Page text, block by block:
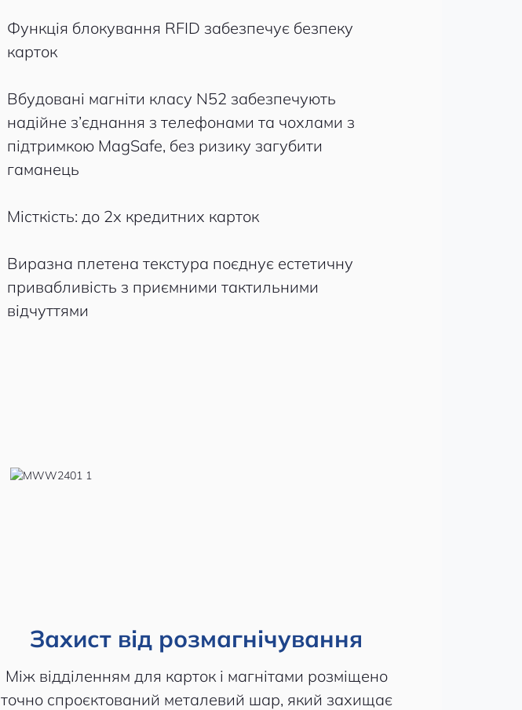
Функція блокування RFID забезпечує безпеку
карток
Вбудовані магніти класу N52 забезпечують
надійне з’єднання з телефонами та чохлами з
підтримкою MagSafe, без ризику загубити
гаманець
Місткість: до 2х кредитних карток
Виразна плетена текстура поєднує естетичну
привабливість з приємними тактильними
відчуттями
Захист від розмагнічування
Між відділенням для карток і магнітами розміщено
точно спроєктований металевий шар, який захищає